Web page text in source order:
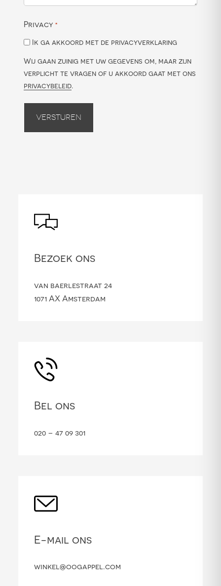
Privacy *
Ik ga akkoord met de privacyverklaring
Wij gaan zuinig met uw gegevens om, maar zijn
verplicht te vragen of u akkoord gaat met ons
privacybeleid.
Versturen
Bezoek ons
van baerlestraat 24
1071 AX Amsterdam
Bel ons
020 – 47 09 301
E-mail ons
winkel@oogappel.com